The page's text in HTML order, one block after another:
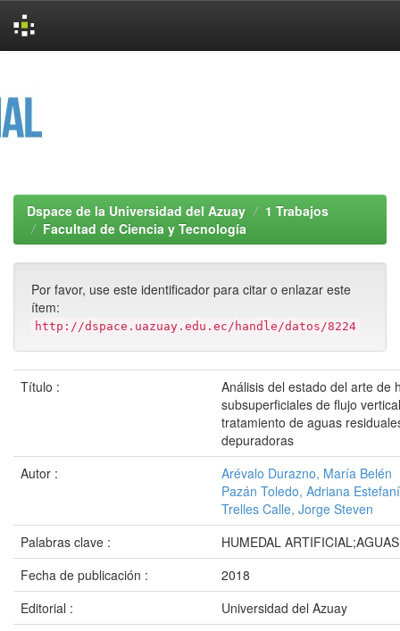
Dspace de la Universidad del Azuay
1 Trabajos
Facultad de Ciencia y Tecnología
Por favor, use este identificador para citar o enlazar este
ítem:
http://dspace.uazuay.edu.ec/handle/datos/8224
Título :
Análisis del estado del arte de
subsuperficiales de flujo
tratamiento de aguas
depuradoras
Autor :
Arévalo Durazno, María Belén
Pazán Toledo, Adriana
Trelles Calle, Jorge Steven
Palabras clave :
HUMEDAL
Fecha de publicación :
2018
Editorial :
Universidad del Azuay